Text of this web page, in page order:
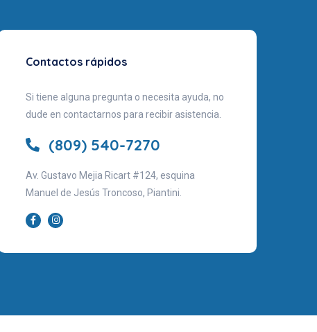
Contactos rápidos
Si tiene alguna pregunta o necesita ayuda, no
dude en contactarnos para recibir asistencia.
(809) 540-7270
Av. Gustavo Mejia Ricart #124, esquina
Manuel de Jesús Troncoso, Piantini.